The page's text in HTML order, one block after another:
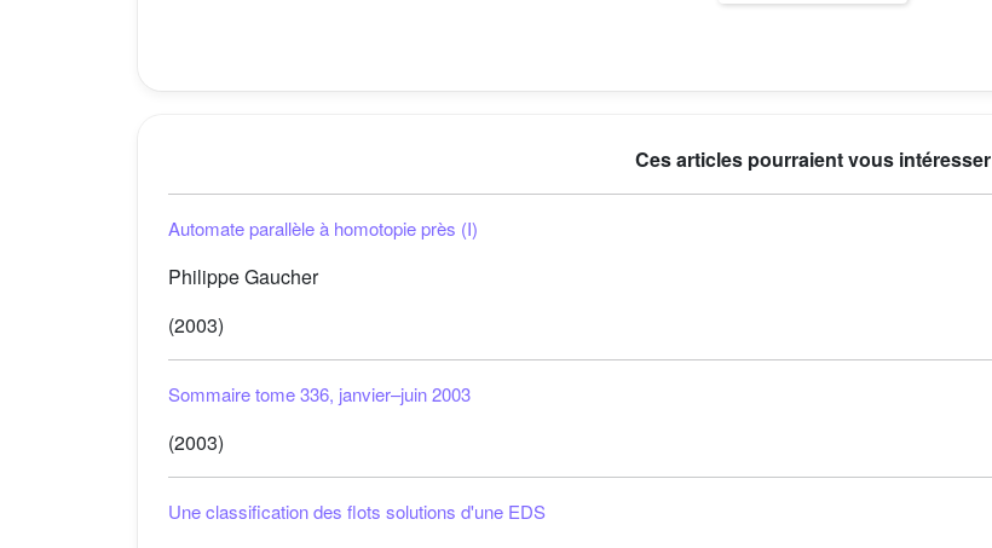
Ces articles pourraient vous intéresser
Automate parallèle à homotopie près (I)
Philippe Gaucher
(2003)
Sommaire tome 336, janvier–juin 2003
(2003)
Une classification des flots solutions d'une EDS